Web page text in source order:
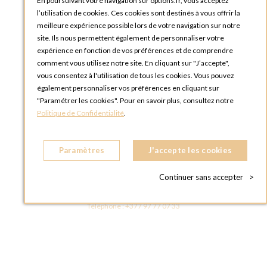
Rue du Clos Tellier
76800 Saint-Etienne-du-Rouvray
FRANCE
Téléphone :+33 2 35 08 38 53
OPTIONS TOULOUSE
6 rue Gaye Marie, ZAC de Saint-Martin du Touch
31300 Toulouse
FRANCE
OPTIONS MC
Téléphone :+377 97 77 07 33
l’utilisation de cookies. Ces cookies sont destinés à vous offrir la
meilleure expérience possible lors de votre navigation sur notre
site. Ils nous permettent également de personnaliser votre
expérience en fonction de vos préférences et de comprendre
comment vous utilisez notre site. En cliquant sur "J’accepte",
vous consentez à l'utilisation de tous les cookies. Vous pouvez
également personnaliser vos préférences en cliquant sur
"Paramétrer les cookies". Pour en savoir plus, consultez notre
Politique de Confidentialité.
Paramètres J'accepte les cookies
Continuer sans accepter >